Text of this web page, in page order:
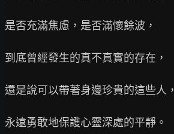
是否充滿焦慮，是否滿懷餘波，
到底曾經發生的真不真實的存在，
還是說可以帶著身邊珍貴的這些人，
永遠勇敢地保護心靈深處的平靜。